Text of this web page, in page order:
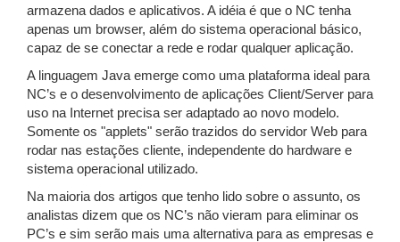
armazena dados e aplicativos. A idéia é que o NC tenha
apenas um browser, além do sistema operacional básico,
capaz de se conectar a rede e rodar qualquer aplicação.
A linguagem Java emerge como uma plataforma ideal para
NC’s e o desenvolvimento de aplicações Client/Server para
uso na Internet precisa ser adaptado ao novo modelo.
Somente os "applets" serão trazidos do servidor Web para
rodar nas estações cliente, independente do hardware e
sistema operacional utilizado.
Na maioria dos artigos que tenho lido sobre o assunto, os
analistas dizem que os NC’s não vieram para eliminar os
PC’s e sim serão mais uma alternativa para as empresas e